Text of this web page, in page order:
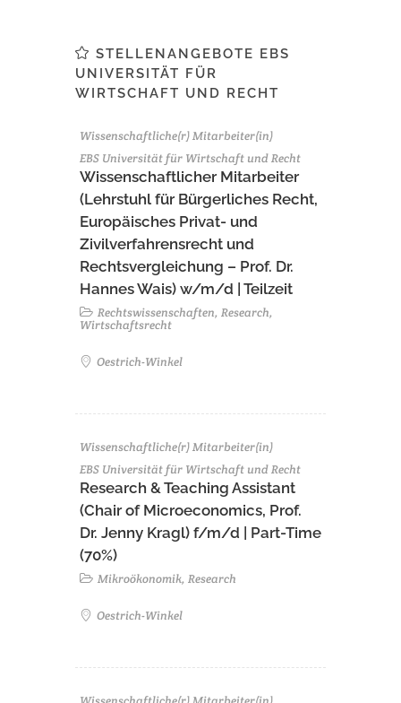
STELLENANGEBOTE EBS
UNIVERSITÄT FÜR
WIRTSCHAFT UND RECHT
Wissenschaftliche(r) Mitarbeiter(in)
EBS Universität für Wirtschaft und Recht
Wissenschaftlicher Mitarbeiter
(Lehrstuhl für Bürgerliches Recht,
Europäisches Privat- und
Zivilverfahrensrecht und
Rechtsvergleichung – Prof. Dr.
Hannes Wais) w/m/d | Teilzeit
Rechtswissenschaften, Research,
Wirtschaftsrecht
Oestrich-Winkel
Wissenschaftliche(r) Mitarbeiter(in)
EBS Universität für Wirtschaft und Recht
Research & Teaching Assistant
(Chair of Microeconomics, Prof.
Dr. Jenny Kragl) f/m/d | Part-Time
(70%)
Mikroökonomik, Research
Oestrich-Winkel